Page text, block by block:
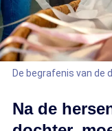
De begrafenis van de
Na de